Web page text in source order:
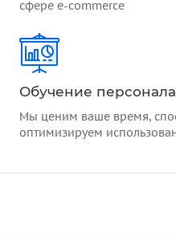
сфере e-commerce
Обучение персонала
Мы ценим ваше время,
оптимизируем